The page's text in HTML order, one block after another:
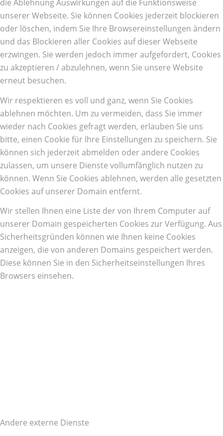
die Ablehnung Auswirkungen auf die Funktionsweise
unserer Webseite. Sie können Cookies jederzeit blockieren
oder löschen, indem Sie Ihre Browsereinstellungen ändern
und das Blockieren aller Cookies auf dieser Webseite
erzwingen. Sie werden jedoch immer aufgefordert, Cookies
zu akzeptieren / abzulehnen, wenn Sie unsere Website
erneut besuchen.
Wir respektieren es voll und ganz, wenn Sie Cookies
ablehnen möchten. Um zu vermeiden, dass Sie immer
wieder nach Cookies gefragt werden, erlauben Sie uns
bitte, einen Cookie für Ihre Einstellungen zu speichern. Sie
können sich jederzeit abmelden oder andere Cookies
zulassen, um unsere Dienste vollumfänglich nutzen zu
können. Wenn Sie Cookies ablehnen, werden alle gesetzten
Cookies auf unserer Domain entfernt.
Wir stellen Ihnen eine Liste der von Ihrem Computer auf
unserer Domain gespeicherten Cookies zur Verfügung. Aus
Sicherheitsgründen können wie Ihnen keine Cookies
anzeigen, die von anderen Domains gespeichert werden.
Diese können Sie in den Sicherheitseinstellungen Ihres
Browsers einsehen.
Andere externe Dienste